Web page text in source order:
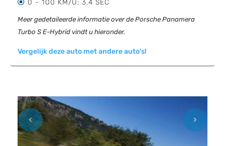
0 - 100 KM/U: 3.4 SEC
Meer gedetaileerde informatie over de Porsche Panamera
Turbo S E-Hybrid vindt u hieronder.
Vergelijk deze auto met andere auto's!
Previous Next